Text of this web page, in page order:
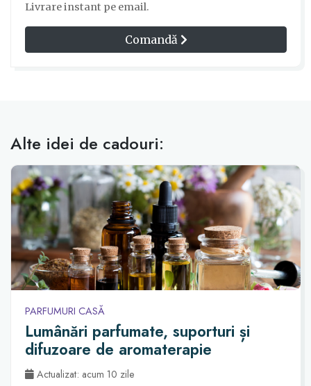
Livrare instant pe email.
Comandă
Alte idei de cadouri:
PARFUMURI CASĂ
Lumânări parfumate, suporturi și
difuzoare de aromaterapie
Actualizat: acum 10 zile